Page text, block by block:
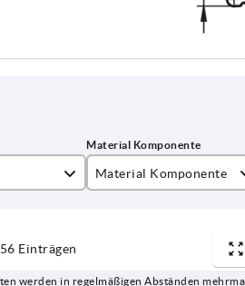
Material Komponente
Einträgen
werden in regelmäßigen Abständen